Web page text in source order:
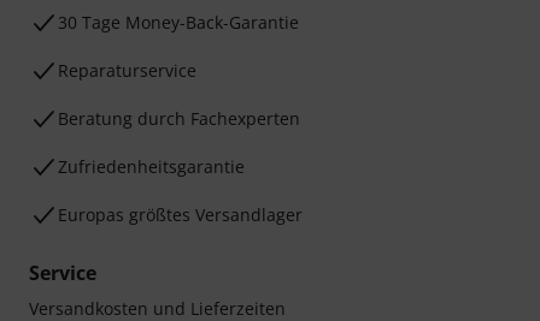
30 Tage Money-Back-Garantie
Reparaturservice
Beratung durch Fachexperten
Zufriedenheitsgarantie
Europas größtes Versandlager
Service
Versandkosten und Lieferzeiten